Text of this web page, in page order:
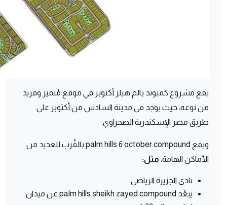
يقع مشروع كمبوند بالم هيلز أكتوبر في موقع مُتميز وفريد
من نوعه، حيث يوجد في مدينة السادس من أكتوبر على
طريق مصر الإسكندرية الصحراوي.
ويقع palm hills 6 october compound بالقُرب للعديد من
الأماكن الهامة، مثل:
نادي الجزيرة الرياضي.
يبعُد palm hills sheikh zayed compound عن ميدان